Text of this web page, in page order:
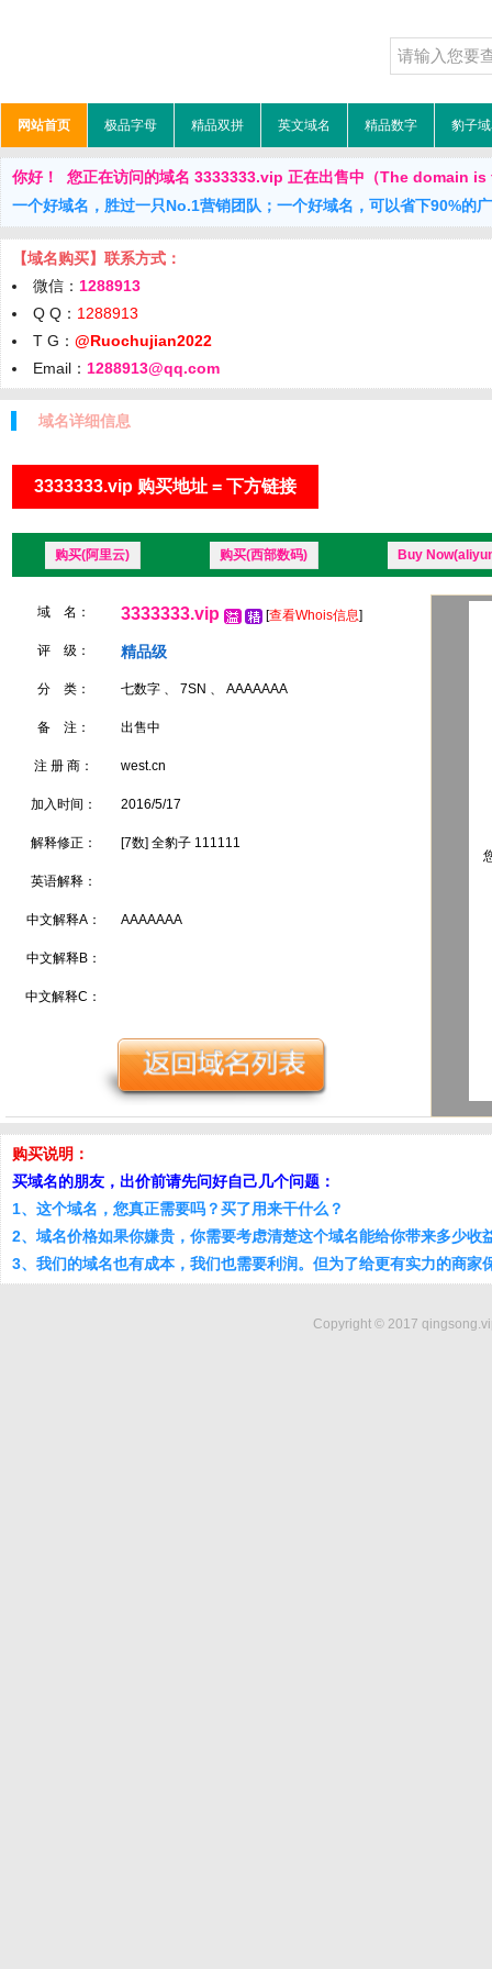
网站首页 极品字母 精品双拼 英文域名 精品数字 豹子
你好！ 您正在访问的域名 3333333.vip 正在出售中（The domain
一个好域名，胜过一只No.1营销团队；一个好域名，可以省下90%的
【域名购买】联系方式：
微信： 1288913
Q Q： 1288913
T G： @Ruochujian2022
Email： 1288913@qq.com
域名详细信息
3333333.vip 购买地址 = 下方链接
购买(阿里云) 购买(西部数码) Buy
域 名： 3333333.vip [查看Whois信息]
评 级： 精品级
分 类： 七数字 、 7SN 、 AAAAAAA
备 注： 出售中
注 册 商： west.cn
加入时间： 2016/5/17
解释修正： [7数] 全豹子 111111
英语解释：
中文解释A： AAAAAAA
中文解释B：
中文解释C：
购买说明：
买域名的朋友，出价前请先问好自己几个问题：
1、这个域名，您真正需要吗？买了用来干什么？
2、域名价格如果你嫌贵，你需要考虑清楚这个域名能给你带来多少收
3、我们的域名也有成本，我们也需要利润。但为了给更有实力的商家
Copyright © 2017